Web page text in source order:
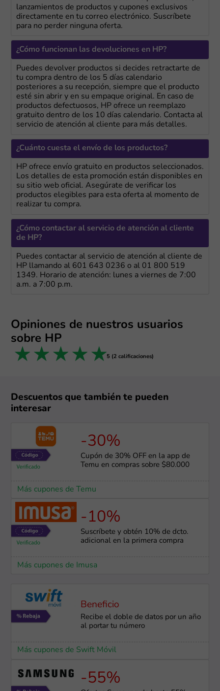
lanzamientos de productos y cupones exclusivos
directamente en tu correo electrónico. Suscríbete
para no perder ninguna oferta.
¿Cómo funcionan las devoluciones en HP?
Puedes devolver productos si decides retractarte de
tu compra dentro de los 5 días calendario
posteriores a su recepción, siempre que el producto
esté sin abrir y en su empaque original. En caso de
productos defectuosos, HP ofrece un reemplazo
gratuito dentro de los 10 días calendario. Contacta al
servicio de atención al cliente para más detalles.
¿Cuánto cuesta el envío de los productos?
HP ofrece envío gratuito en productos seleccionados.
Los detalles de esta promoción están disponibles en
su sitio web oficial. Asegúrate de verificar los
productos elegibles para esta oferta al momento de
realizar tu compra.
¿Cómo contactar al servicio de atención al cliente
de HP?
Puedes contactar al servicio de atención al cliente de
HP llamando al 601 643 0236 o al 01 800 519
1349. Horario de atención: lunes a viernes de 7:00
a.m. a 7:00 p.m.
Opiniones de nuestros usuarios
sobre HP
5 stars
4 stars
3 stars
2 stars
1 star 5 (2 calificaciones)
Descuentos que también te pueden
interesar
-30%
Cupón de 30% OFF en la app de
Temu en compras sobre $80.000
Más cupones de Temu
-10%
Suscríbete y obtén 10% de dcto.
adicional en la primera compra
Más cupones de Imusa
Beneficio
Recibe el doble de datos por un año
al portar tu número
Más cupones de Swift Móvil
-55%